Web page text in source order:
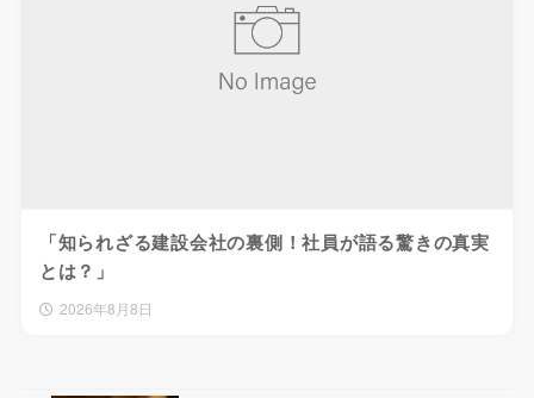
「知られざる建設会社の裏側！社員が語る驚きの真実
とは？」
2026年8月8日